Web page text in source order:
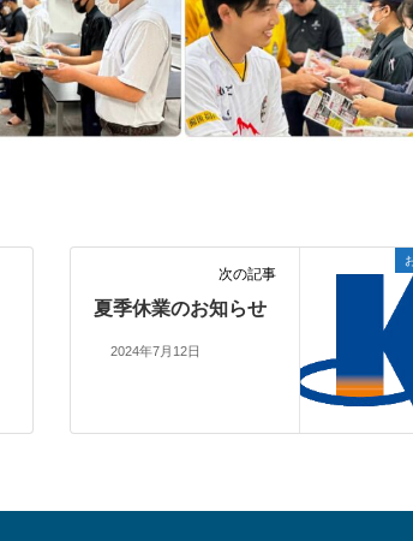
次の記事
夏季休業のお知らせ
2024年7月12日